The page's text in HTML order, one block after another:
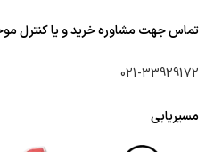
تماس جهت مشاوره خرید و یا کنترل
021-33929172
مسیریابی